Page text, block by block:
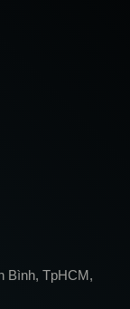
Bình, TpHCM,